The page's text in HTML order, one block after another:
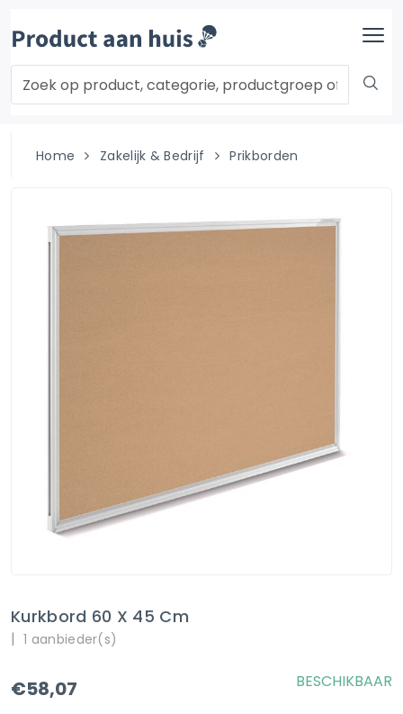
Home Zakelijk & Bedrijf Prikborden
Kurkbord 60 X 45 Cm
| 1 aanbieder(s)
€58,07 BESCHIKBAAR